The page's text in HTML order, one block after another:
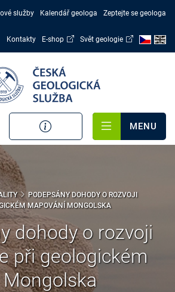
služby Kalendář geologa Zeptejte se geologa
Kontakty E-shop Svět geologie
MENU
PODEPSÁNY DOHODY O ROZVOJI
MAPOVÁNÍ MONGOLSKA
dohody o rozvoji
při geologickém